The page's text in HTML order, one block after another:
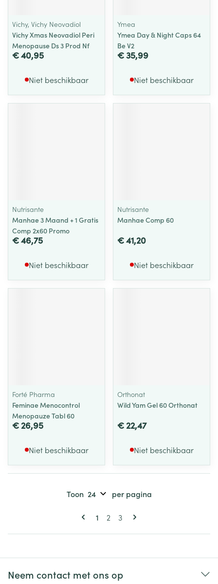
Vichy, Vichy Neovadiol
Vichy Xmas Neovadiol Peri
Menopause Ds 3 Prod Nf
€ 40,95
Niet beschikbaar
Ymea
Ymea Day & Night Caps 64
Be V2
€ 35,99
Niet beschikbaar
Nutrisante
Manhae 3 Maand + 1 Gratis
Comp 2x60 Promo
€ 46,75
Niet beschikbaar
Nutrisante
Manhae Comp 60
€ 41,20
Niet beschikbaar
Forté Pharma
Feminae Menocontrol
Menopauze Tabl 60
€ 26,95
Niet beschikbaar
Orthonat
Wild Yam Gel 60 Orthonat
€ 22,47
Niet beschikbaar
Pagina's
U lees momenteel pagina
1 Pagina
2 Pagina
3
Toon per pagina
Neem contact met ons op